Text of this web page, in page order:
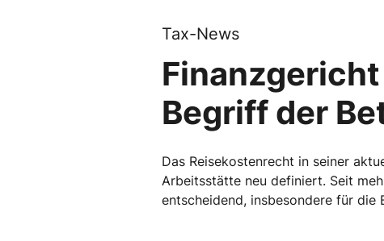
Tax-News
Begriff der
Das Reisekostenrecht in seiner
Arbeitsstätte neu definiert. Seit
entscheidend, insbesondere für die